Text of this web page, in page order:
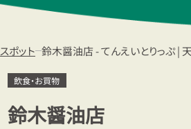
スポット 鈴木醤油店 - てんえいとりっぷ |
飲食・お買物
鈴木醤油店